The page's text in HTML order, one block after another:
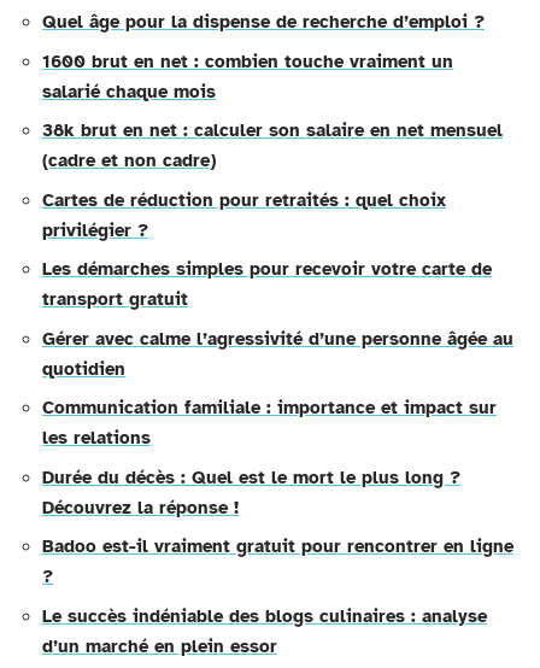
Quel âge pour la dispense de recherche d’emploi ?
1600 brut en net : combien touche vraiment un
salarié chaque mois
38k brut en net : calculer son salaire en net mensuel
(cadre et non cadre)
Cartes de réduction pour retraités : quel choix
privilégier ?
Les démarches simples pour recevoir votre carte de
transport gratuit
Gérer avec calme l’agressivité d’une personne âgée au
quotidien
Communication familiale : importance et impact sur
les relations
Durée du décès : Quel est le mort le plus long ?
Découvrez la réponse !
Badoo est-il vraiment gratuit pour rencontrer en ligne
?
Le succès indéniable des blogs culinaires : analyse
d’un marché en plein essor